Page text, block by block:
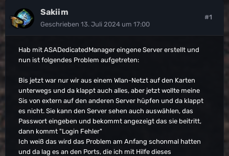
Sakiim
Geschrieben 13. Juli 2024 um 17:00
#1
Hab mit ASADedicatedManager eingene Server erstellt und
nun ist folgendes Problem aufgetreten:
Bis jetzt war nur wir aus einem Wlan-Netzt auf den Karten
unterwegs und da klappt auch alles, aber jetzt wollte meine
Sis von extern auf den anderen Server hüpfen und da klappt
es nicht. Sie kann den Server sehen auch auswählen, das
Passwort eingeben und bekommt angezeigt das sie beitritt,
dann kommt "Login Fehler"
Ich weiß das wird das Problem am Anfang schonmal hatten
und da lag es an den Ports, die ich mit Hilfe dieses